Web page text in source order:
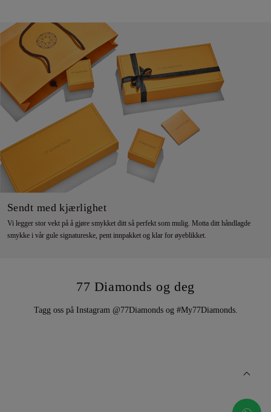
Sendt med kjærlighet
Vi legger stor vekt på å gjøre smykket ditt så perfekt som mulig. Motta ditt håndlagde
smykke i vår gule signatureske, pent innpakket og klar for øyeblikket.
77 Diamonds og deg
Tagg oss på Instagram @77Diamonds og #My77Diamonds.